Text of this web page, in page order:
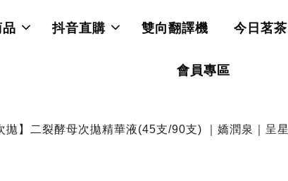
品 抖音直購 雙向翻譯機 今日茗茶
會員專區
拋】二裂酵母次拋精華液(45支/90支) ｜嬌潤泉｜呈星